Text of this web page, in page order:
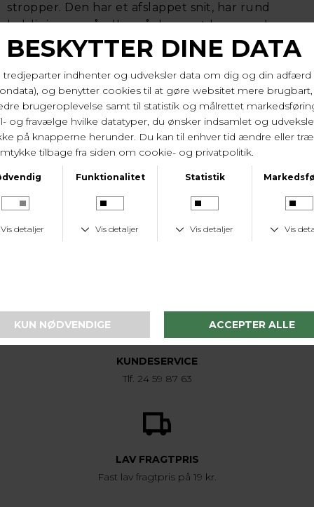
stropper. Den har et afslappet snit, har rund
halslinje og er åndbar så du nemt kan regulere
temperaturen natten igennem. Snittet er luftigt.
Ryglængde på 95 cm og brystvidde på 2*58 cm i
str. 44/xl.
100% økologisk bomuld. Vask 30 gr.
Varenr. 60235 080
KUNDESERVICE
Tlf. 24 59 87 63
LAV FRAGTPRIS
Fast lav fragtpris på 19 kr.